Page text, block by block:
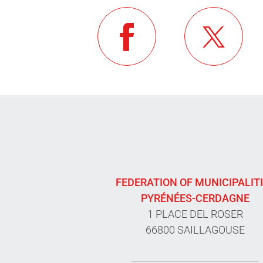
FEDERATION OF
PYRÉNÉES-CERDAGNE
1 PLACE DEL ROSER
66800 SAILLAGOUSE